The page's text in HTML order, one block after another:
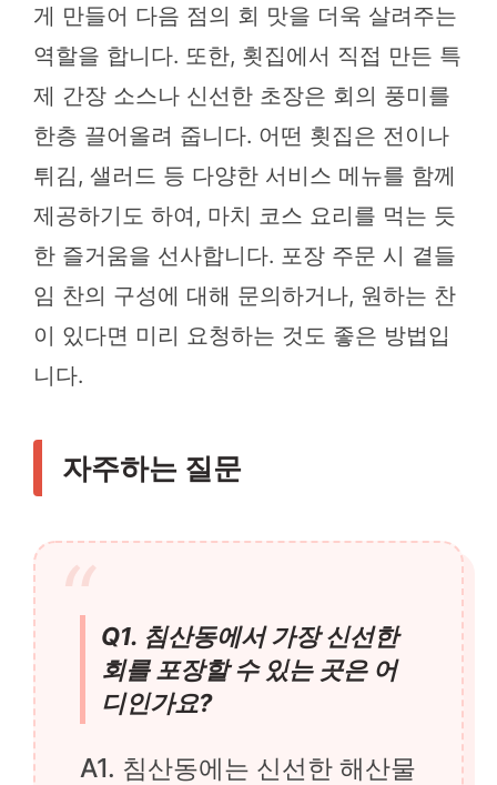
게 만들어 다음 점의 회 맛을 더욱 살려주는
역할을 합니다. 또한, 횟집에서 직접 만든 특
제 간장 소스나 신선한 초장은 회의 풍미를
한층 끌어올려 줍니다. 어떤 횟집은 전이나
튀김, 샐러드 등 다양한 서비스 메뉴를 함께
제공하기도 하여, 마치 코스 요리를 먹는 듯
한 즐거움을 선사합니다. 포장 주문 시 곁들
임 찬의 구성에 대해 문의하거나, 원하는 찬
이 있다면 미리 요청하는 것도 좋은 방법입
니다.
자주하는 질문
Q1. 침산동에서 가장 신선한
회를 포장할 수 있는 곳은 어
디인가요?
A1. 침산동에는 신선한 해산물